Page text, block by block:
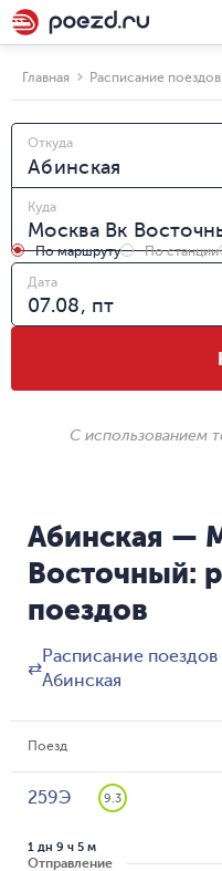
Главная Расписание поездов
Откуда
Куда
По маршруту По станции
Дата
С
Абинская —
Восточный:
поездов
⇄
Расписание
Абинская
Поезд
259Э 9.3
Отправление
1 дн 9 ч 5 м